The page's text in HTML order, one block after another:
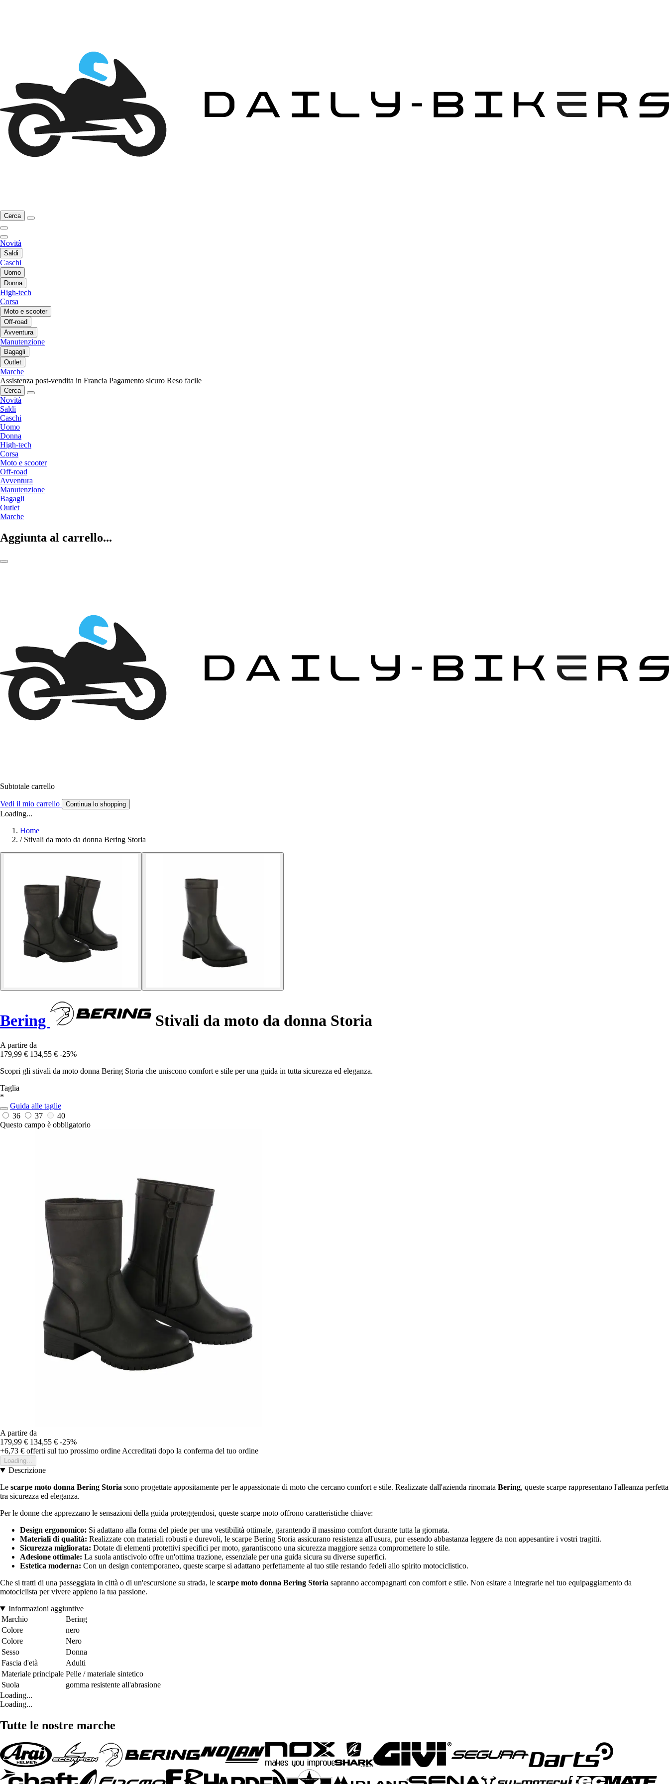
Cerca
Novità
Saldi
Caschi
Uomo
Donna
High-tech
Corsa
Moto e scooter
Off-road
Avventura
Manutenzione
Bagagli
Outlet
Marche
Assistenza post-vendita in Francia Pagamento sicuro Reso facile
Cerca
Novità
Saldi
Caschi
Uomo
Donna
High-tech
Corsa
Moto e scooter
Off-road
Avventura
Manutenzione
Bagagli
Outlet
Marche
Aggiunta al carrello...
Subtotale carrello
Vedi il mio carrello Continua lo shopping
Loading...
Home
/ Stivali da moto da donna Bering Storia
Bering Stivali da moto da donna Storia
A partire da
179,99 € 134,55 € -25%
Scopri gli stivali da moto donna Bering Storia che uniscono comfort e stile per una guida in tutta sicurezza ed eleganza.
Taglia
*
Guida alle taglie
36
37
40
Questo campo è obbligatorio
A partire da
179,99 € 134,55 € -25%
+6,73 € offerti sul tuo prossimo ordine Accreditati dopo la conferma del tuo ordine
Loading...
Descrizione
Le scarpe moto donna Bering Storia sono progettate appositamente per le appassionate di moto che cercano comfort e stile. Realizzate dall'azienda rinomata Bering, queste scarpe rappresentano l'alleanza perfetta
tra sicurezza ed eleganza.
Per le donne che apprezzano le sensazioni della guida proteggendosi, queste scarpe moto offrono caratteristiche chiave:
Design ergonomico: Si adattano alla forma del piede per una vestibilità ottimale, garantendo il massimo comfort durante tutta la giornata.
Materiali di qualità: Realizzate con materiali robusti e durevoli, le scarpe Bering Storia assicurano resistenza all'usura, pur essendo abbastanza leggere da non appesantire i vostri tragitti.
Sicurezza migliorata: Dotate di elementi protettivi specifici per moto, garantiscono una sicurezza maggiore senza compromettere lo stile.
Adesione ottimale: La suola antiscivolo offre un'ottima trazione, essenziale per una guida sicura su diverse superfici.
Estetica moderna: Con un design contemporaneo, queste scarpe si adattano perfettamente al tuo stile restando fedeli allo spirito motociclistico.
Che si tratti di una passeggiata in città o di un'escursione su strada, le scarpe moto donna Bering Storia sapranno accompagnarti con comfort e stile. Non esitare a integrarle nel tuo equipaggiamento da
motociclista per vivere appieno la tua passione.
Informazioni aggiuntive
Marchio
Bering
Colore
nero
Colore
Nero
Sesso
Donna
Fascia d'età
Adulti
Materiale principale Pelle / materiale sintetico
Suola
gomma resistente all'abrasione
Loading...
Loading...
Tutte le nostre marche